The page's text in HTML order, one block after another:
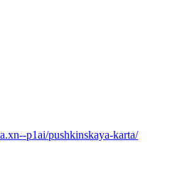
p1ai/pushkinskaya-karta/